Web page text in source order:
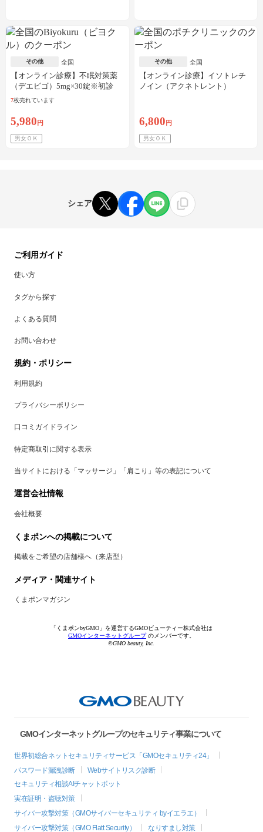
その他 全国
【オンライン診療】不眠対策薬
（デエビゴ）5mg×30錠※初診
料・送料込
7枚売れています
5,980 円
男女ＯＫ
その他 全国
【オンライン診療】イソトレチ
ノイン（アクネトレント）
6,800 円
男女ＯＫ
シェア
ご利用ガイド
使い方
タグから探す
よくある質問
お問い合わせ
規約・ポリシー
利用規約
プライバシーポリシー
口コミガイドライン
特定商取引に関する表示
当サイトにおける「マッサージ」「肩こり」等の表記について
運営会社情報
会社概要
くまポンへの掲載について
掲載をご希望の店舗様へ（来店型）
メディア・関連サイト
くまポンマガジン
「くまポンbyGMO」を運営するGMOビューティー株式会社は
GMOインターネットグループのメンバーです。
©GMO beauty, Inc.
GMOインターネットグループのセキュリティ事業について
世界初総合ネットセキュリティサービス「GMOセキュリティ24」
パスワード漏洩診断
Webサイトリスク診断
セキュリティ相談AIチャットボット
実在証明・盗聴対策
サイバー攻撃対策（GMOサイバーセキュリティ byイエラエ）
サイバー攻撃対策（GMO Flatt Security）
なりすまし対策